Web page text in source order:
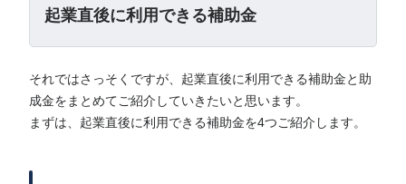
起業直後に利用できる補助金
それではさっそくですが、起業直後に利用できる補助金と助
成金をまとめてご紹介していきたいと思います。
まずは、起業直後に利用できる補助金を4つご紹介します。